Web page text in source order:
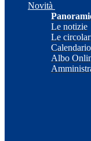
Novità
Le notizie
Le
Albo